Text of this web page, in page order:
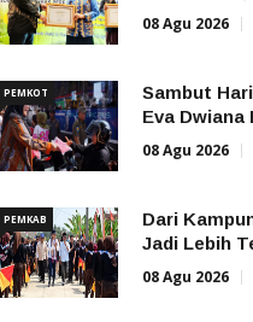
08 Agu 2026
PEMKOT
Sambut
Eva Dwiana
08 Agu 2026
PEMKAB
Dari
Jadi Lebih
08 Agu 2026